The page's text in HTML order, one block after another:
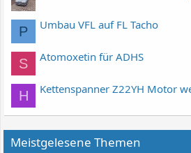
P Umbau VFL auf FL Tacho
S Atomoxetin für ADHS
H Kettenspanner Z22YH Motor
Meistgelesene Themen